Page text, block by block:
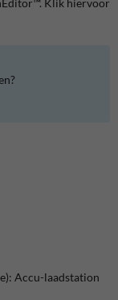
Accu-laadstation